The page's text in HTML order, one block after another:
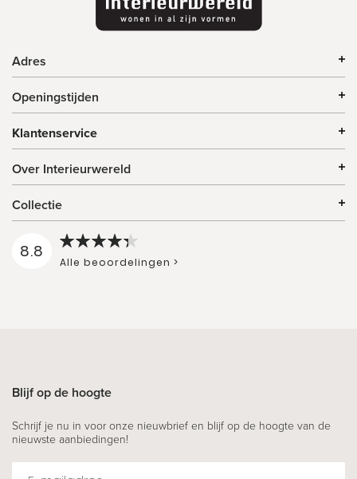
Adres
Openingstijden
Klantenservice
Over Interieurwereld
Collectie
8.8
Alle beoordelingen >
Blijf op de hoogte
Schrijf je nu in voor onze nieuwbrief en blijf op de hoogte van de
nieuwste aanbiedingen!